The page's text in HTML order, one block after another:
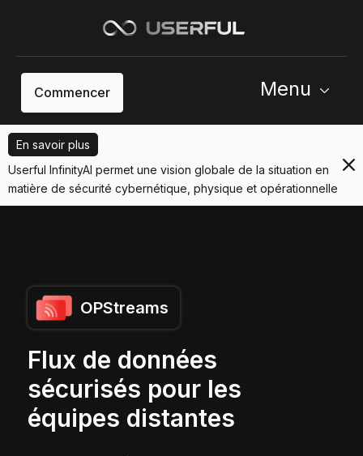
Commencer Menu
En savoir plus
Userful InfinityAI permet une vision globale de la situation en
matière de sécurité cybernétique, physique et opérationnelle
OPStreams
Flux de données
sécurisés pour les
équipes distantes